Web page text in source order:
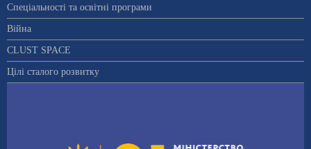
Спеціальності та освітні програми
Війна
CLUST SPACE
Цілі сталого розвитку